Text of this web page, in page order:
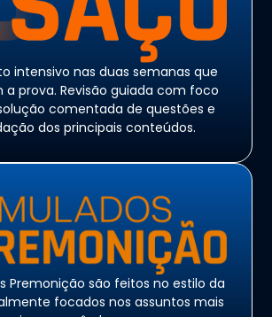
intensivo nas duas semanas que
prova. Revisão guiada com foco
comentada de questões e
dos principais conteúdos.
Premonição são feitos no estilo da
focados nos assuntos mais